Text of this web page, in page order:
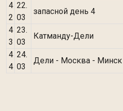
4
2
22.
03
запасной день 4
4
3
23.
03
Катманду-Дели
4
4
24.
03
Дели - Москва - Минск